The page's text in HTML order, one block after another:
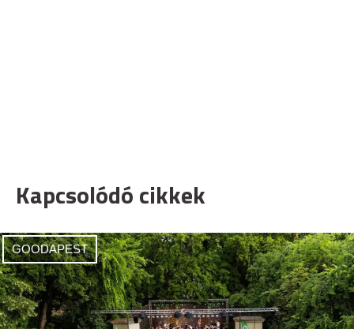
Kapcsolódó cikkek
GOODAPEST